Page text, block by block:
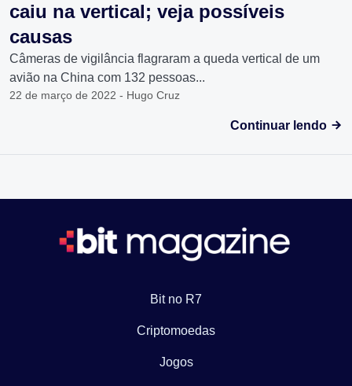
caiu na vertical; veja possíveis
causas
Câmeras de vigilância flagraram a queda vertical de um
avião na China com 132 pessoas...
22 de março de 2022 - Hugo Cruz
Continuar lendo
Bit no R7
Criptomoedas
Jogos